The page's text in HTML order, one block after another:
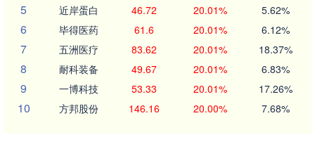
5 近岸蛋白 46.72 20.01% 5.62%
6 毕得医药 61.6 20.01% 6.12%
7 五洲医疗 83.62 20.01% 18.37%
8 耐科装备 49.67 20.01% 6.83%
9 一博科技 53.33 20.01% 17.26%
10 方邦股份 146.16 20.00% 7.68%